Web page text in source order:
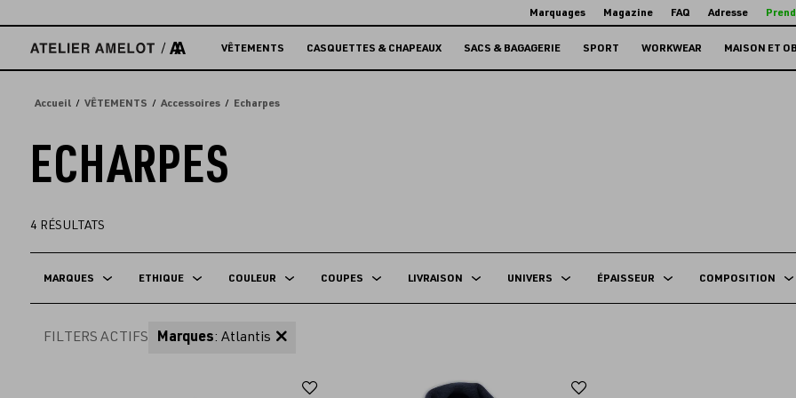
directement
contenu
Marquages Magazine FAQ Adresse
VÊTEMENTS CASQUETTES & CHAPEAUX SACS & BAGAGERIE SPORT WORKWEAR MAISON ET
Accueil VÊTEMENTS Accessoires Echarpes
ECHARPES
4 RÉSULTATS
MARQUES ETHIQUE COULEUR COUPES LIVRAISON UNIVERS ÉPAISSEUR COMPOSITION
FILTERS ACTIFS Marques: Atlantis